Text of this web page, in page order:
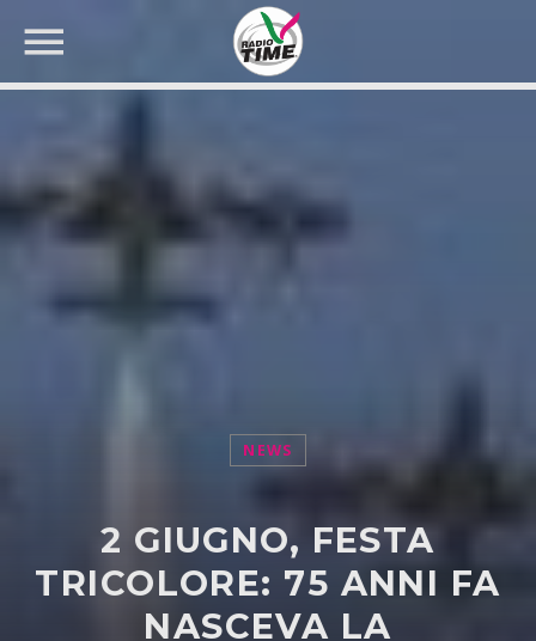
CERCA NEL SITO WEB:
NEWS
2 GIUGNO, FESTA
TRICOLORE: 75 ANNI FA
NASCEVA LA